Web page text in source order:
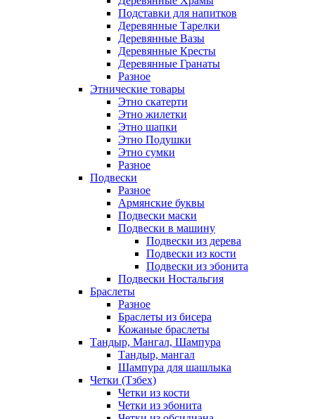
Подставки для напитков
Деревянные Тарелки
Деревянные Вазы
Деревянные Кресты
Деревянные Гранаты
Разное
Этнические товары
Этно скатерти
Этно жилетки
Этно шапки
Этно Подушки
Этно сумки
Разное
Подвески
Разное
Армянские буквы
Подвески маски
Подвески в машину
Подвески из дерева
Подвески из кости
Подвески из эбонита
Подвески Ностальгия
Браслеты
Разное
Браслеты из бисера
Кожаные браслеты
Тандыр, Мангал, Шампура
Тандыр, мангал
Шампура для шашлыка
Четки (Тзбех)
Четки из кости
Четки из эбонита